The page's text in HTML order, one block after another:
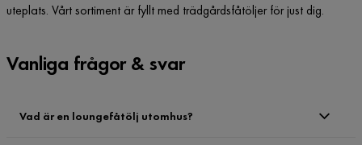
uteplats. Vårt sortiment är fyllt med trädgårdsfåtöljer för just dig.
Vanliga frågor & svar
Vad är en loungefåtölj utomhus?